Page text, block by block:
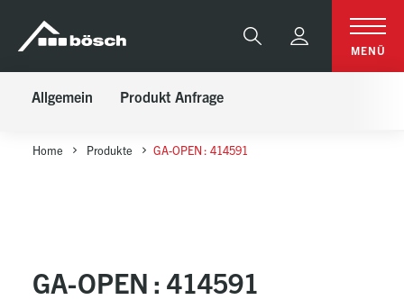
sr.skip-to.main-content
sr.skip-to.table-of-contents
sr.skip-to.main-navigation
Suche MENÜ
Allgemein Produkt Anfrage
Home Produkte GA-OPEN : 414591
GA-OPEN : 414591